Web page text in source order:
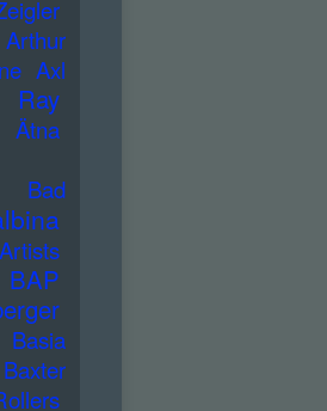
Arthur
Axl
Ätna
Bad
BAP
Basia
Baxter